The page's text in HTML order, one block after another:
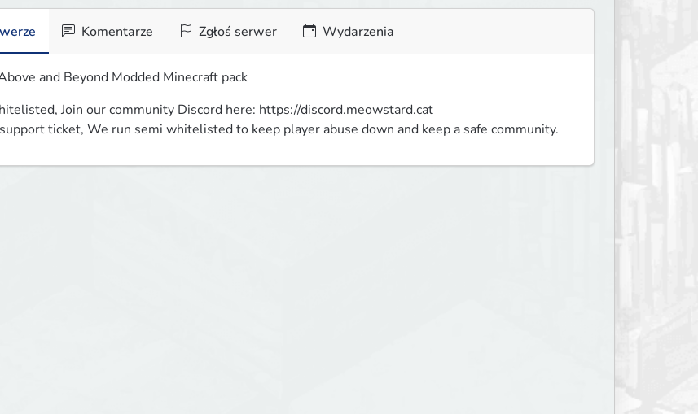
Komentarze Zgłoś serwer Wydarzenia
and Beyond Modded Minecraft pack
Join our community Discord here: https://discord.meowstard.cat
ticket, We run semi whitelisted to keep player abuse down and keep a safe community.